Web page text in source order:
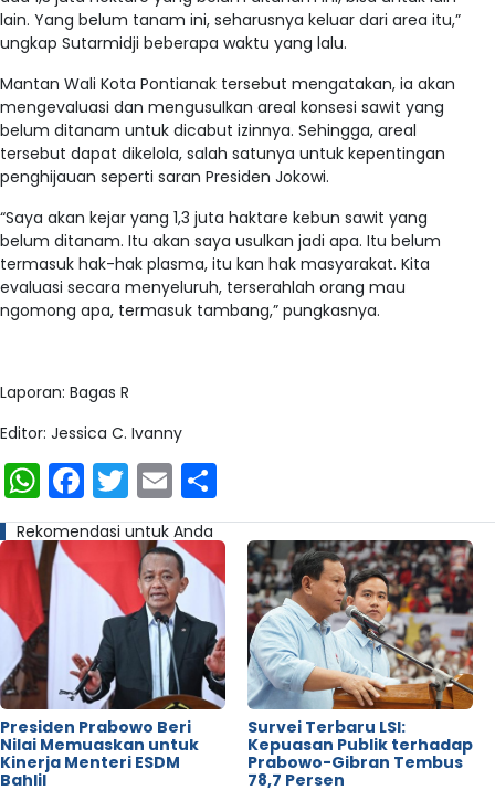
lain. Yang belum tanam ini, seharusnya keluar dari area itu,”
ungkap Sutarmidji beberapa waktu yang lalu.
Mantan Wali Kota Pontianak tersebut mengatakan, ia akan
mengevaluasi dan mengusulkan areal konsesi sawit yang
belum ditanam untuk dicabut izinnya. Sehingga, areal
tersebut dapat dikelola, salah satunya untuk kepentingan
penghijauan seperti saran Presiden Jokowi.
“Saya akan kejar yang 1,3 juta haktare kebun sawit yang
belum ditanam. Itu akan saya usulkan jadi apa. Itu belum
termasuk hak-hak plasma, itu kan hak masyarakat. Kita
evaluasi secara menyeluruh, terserahlah orang mau
ngomong apa, termasuk tambang,” pungkasnya.
Laporan: Bagas R
Editor: Jessica C. Ivanny
WhatsApp
Facebook
Twitter
Email
Rekomendasi untuk Anda
Presiden Prabowo Beri
Nilai Memuaskan untuk
Kinerja Menteri ESDM
Bahlil
Survei Terbaru LSI:
Kepuasan Publik terhadap
Prabowo-Gibran Tembus
78,7 Persen